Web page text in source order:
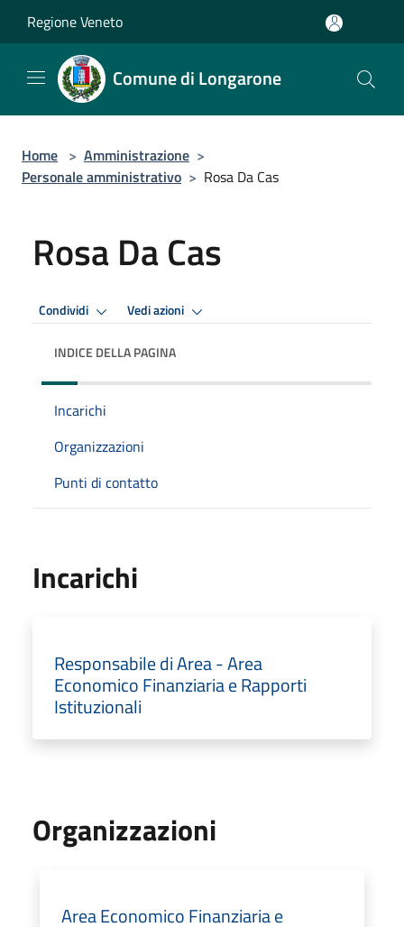
Regione Veneto
Comune di Longarone
Home > Amministrazione >
Personale amministrativo > Rosa Da Cas
Rosa Da Cas
Condividi Vedi azioni
INDICE DELLA PAGINA
Incarichi
Organizzazioni
Punti di contatto
Incarichi
Responsabile di Area - Area
Economico Finanziaria e Rapporti
Istituzionali
Organizzazioni
Area Economico Finanziaria e